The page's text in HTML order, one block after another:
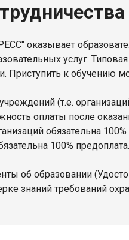
оказывает
услуг.
Приступить к обучению
(т.е.
оплаты после
обязательна 100%
100% предоплата.
об образовании
знаний требований